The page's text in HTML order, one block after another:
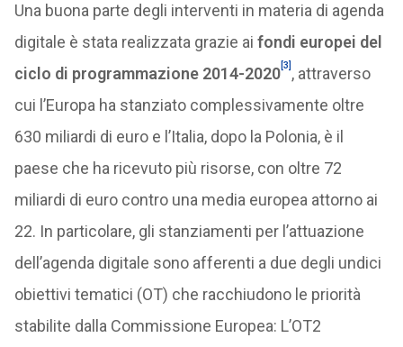
Una buona parte degli interventi in materia di agenda
digitale è stata realizzata grazie ai fondi europei del
ciclo di programmazione 2014-2020[3] , attraverso
cui l’Europa ha stanziato complessivamente oltre
630 miliardi di euro e l’Italia, dopo la Polonia, è il
paese che ha ricevuto più risorse, con oltre 72
miliardi di euro contro una media europea attorno ai
22. In particolare, gli stanziamenti per l’attuazione
dell’agenda digitale sono afferenti a due degli undici
obiettivi tematici (OT) che racchiudono le priorità
stabilite dalla Commissione Europea: L’OT2